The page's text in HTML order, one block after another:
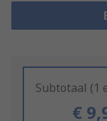
Subtotaal (1
€